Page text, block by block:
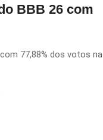
BBB 26 com
77,88% dos votos na